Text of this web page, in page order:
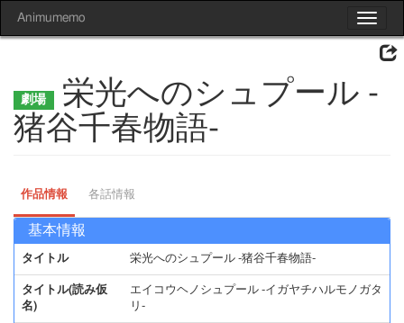
Toggle
Animumemo
栄光へのシュプール -
猪谷千春物語-
作品情報 各話情報
基本情報
タイトル 栄光へのシュプール -猪谷千春物語-
タイトル(読み仮
名)
エイコウヘノシュプール -イガヤチハルモノガタ
リ-